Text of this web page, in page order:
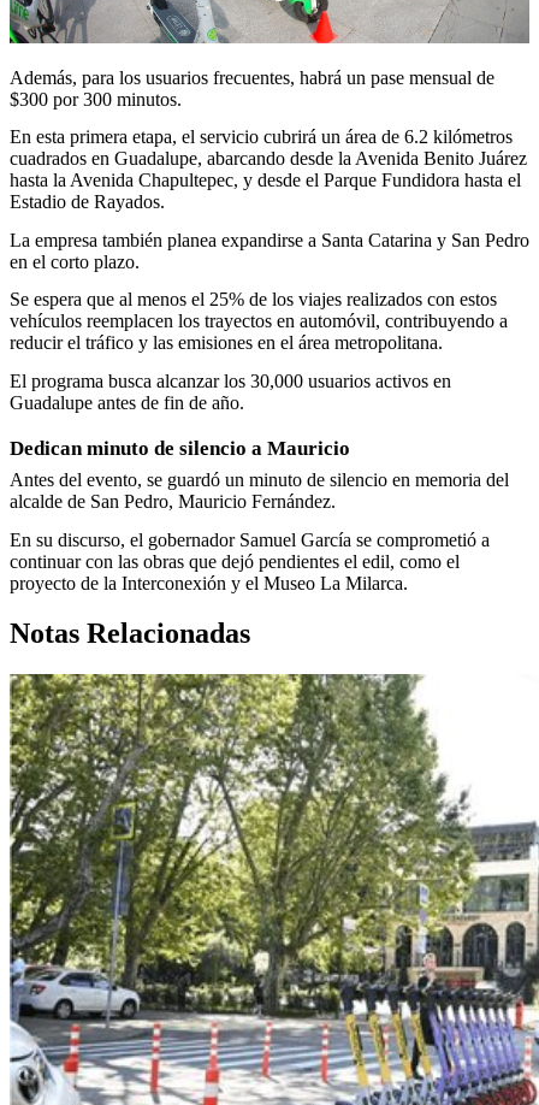
Además, para los usuarios frecuentes, habrá un pase mensual de
$300 por 300 minutos.
En esta primera etapa, el servicio cubrirá un área de 6.2 kilómetros
cuadrados en Guadalupe, abarcando desde la Avenida Benito Juárez
hasta la Avenida Chapultepec, y desde el Parque Fundidora hasta el
Estadio de Rayados.
La empresa también planea expandirse a Santa Catarina y San Pedro
en el corto plazo.
Se espera que al menos el 25% de los viajes realizados con estos
vehículos reemplacen los trayectos en automóvil, contribuyendo a
reducir el tráfico y las emisiones en el área metropolitana.
El programa busca alcanzar los 30,000 usuarios activos en
Guadalupe antes de fin de año.
Dedican minuto de silencio a Mauricio
Antes del evento, se guardó un minuto de silencio en memoria del
alcalde de San Pedro, Mauricio Fernández.
En su discurso, el gobernador Samuel García se comprometió a
continuar con las obras que dejó pendientes el edil, como el
proyecto de la Interconexión y el Museo La Milarca.
Notas Relacionadas